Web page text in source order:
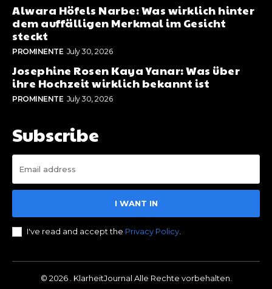
Alwara Höfels Narbe: Was wirklich hinter
dem auffälligen Merkmal im Gesicht
steckt
PROMINENTE July 30, 2026
Josephine Rosen Kaya Yanar: Was über
ihre Hochzeit wirklich bekannt ist
PROMINENTE July 30, 2026
Subscribe
I WANT IN
I've read and accept the Privacy Policy
© 2026 . KlarheitJournal Alle Rechte vorbehalten.